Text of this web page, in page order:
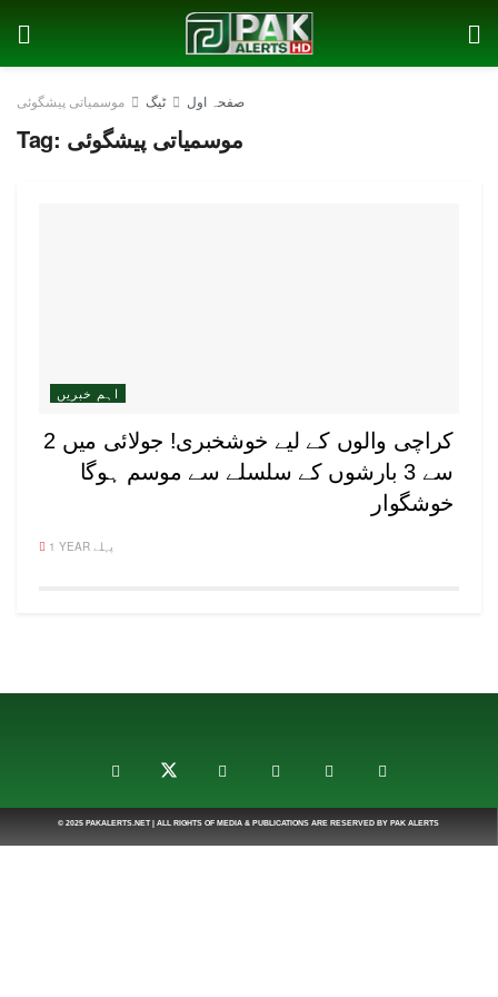
صفحہ اول ٹیگ موسمیاتی پیشگوئی
Tag: موسمیاتی پیشگوئی
اہم خبریں
کراچی والوں کے لیے خوشخبری! جولائی میں 2
سے 3 بارشوں کے سلسلے سے موسم ہوگا
خوشگوار
1 YEAR پہلے
© 2025 PAKALERTS.NET| ALL RIGHTS OF MEDIA & PUBLICATIONS ARE RESERVED BY PAK ALERTS